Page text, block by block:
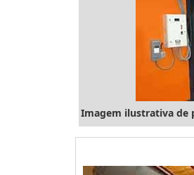
Imagem ilustrativa de